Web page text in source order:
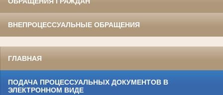
ВНЕПРОЦЕССУАЛЬНЫЕ ОБРАЩЕНИЯ
ГЛАВНАЯ
ПОДАЧА ПРОЦЕССУАЛЬНЫХ ДОКУМЕНТОВ В
ЭЛЕКТРОННОМ ВИДЕ